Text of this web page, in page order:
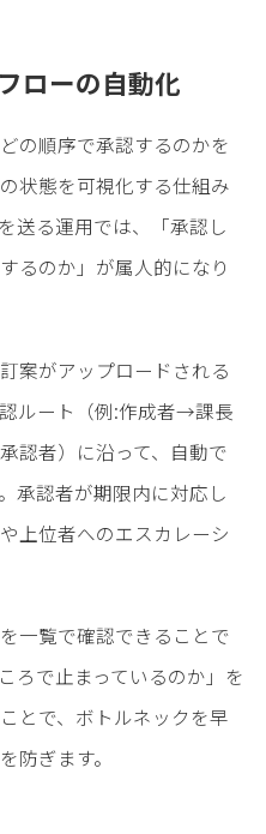
ローの自動化
の順序で承認するのかを
状態を可視化する仕組み
送る運用では、「承認し
るのか」が属人的になり
案がアップロードされる
ルート（例:作成者→課長
者）に沿って、自動で
承認者が期限内に対応し
上位者へのエスカレーシ
一覧で確認できることで
ろで止まっているのか」を
とで、ボトルネックを早
防ぎます。